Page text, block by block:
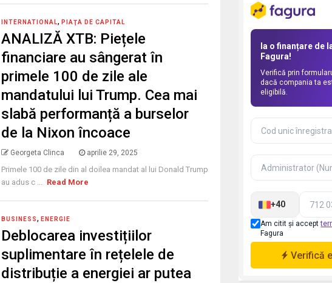
INTERNATIONAL, PIAŢA DE CAPITAL
ANALIZĂ XTB: Piețele
financiare au sângerat în
primele 100 de zile ale
mandatului lui Trump. Cea mai
slabă performanță a burselor
de la Nixon încoace
Georgeta Clinca aprilie 29, 2025
Primele 100 de zile din al doilea mandat al lui Donald Trump
au adus c ... Read More
BUSINESS, ENERGIE
Deblocarea investițiilor
suplimentare în rețelele de
distribuție a energiei ar putea